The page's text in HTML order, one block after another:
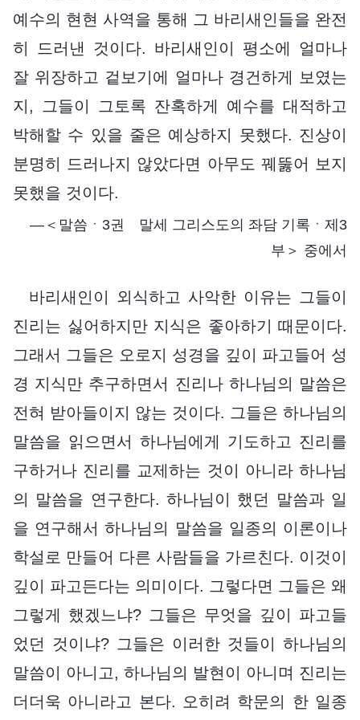
예수의 현현 사역을 통해 그 바리새인들을 완전
히 드러낸 것이다. 바리새인이 평소에 얼마나
잘 위장하고 겉보기에 얼마나 경건하게 보였는
지, 그들이 그토록 잔혹하게 예수를 대적하고
박해할 수 있을 줄은 예상하지 못했다. 진상이
분명히 드러나지 않았다면 아무도 꿰뚫어 보지
못했을 것이다.
―＜말씀ㆍ3권 말세 그리스도의 좌담 기록ㆍ제3
부＞ 중에서
바리새인이 외식하고 사악한 이유는 그들이
진리는 싫어하지만 지식은 좋아하기 때문이다.
그래서 그들은 오로지 성경을 깊이 파고들어 성
경 지식만 추구하면서 진리나 하나님의 말씀은
전혀 받아들이지 않는 것이다. 그들은 하나님의
말씀을 읽으면서 하나님에게 기도하고 진리를
구하거나 진리를 교제하는 것이 아니라 하나님
의 말씀을 연구한다. 하나님이 했던 말씀과 일
을 연구해서 하나님의 말씀을 일종의 이론이나
학설로 만들어 다른 사람들을 가르친다. 이것이
깊이 파고든다는 의미이다. 그렇다면 그들은 왜
그렇게 했겠느냐? 그들은 무엇을 깊이 파고들
었던 것이냐? 그들은 이러한 것들이 하나님의
말씀이 아니고, 하나님의 발현이 아니며 진리는
더더욱 아니라고 본다. 오히려 학문의 한 일종